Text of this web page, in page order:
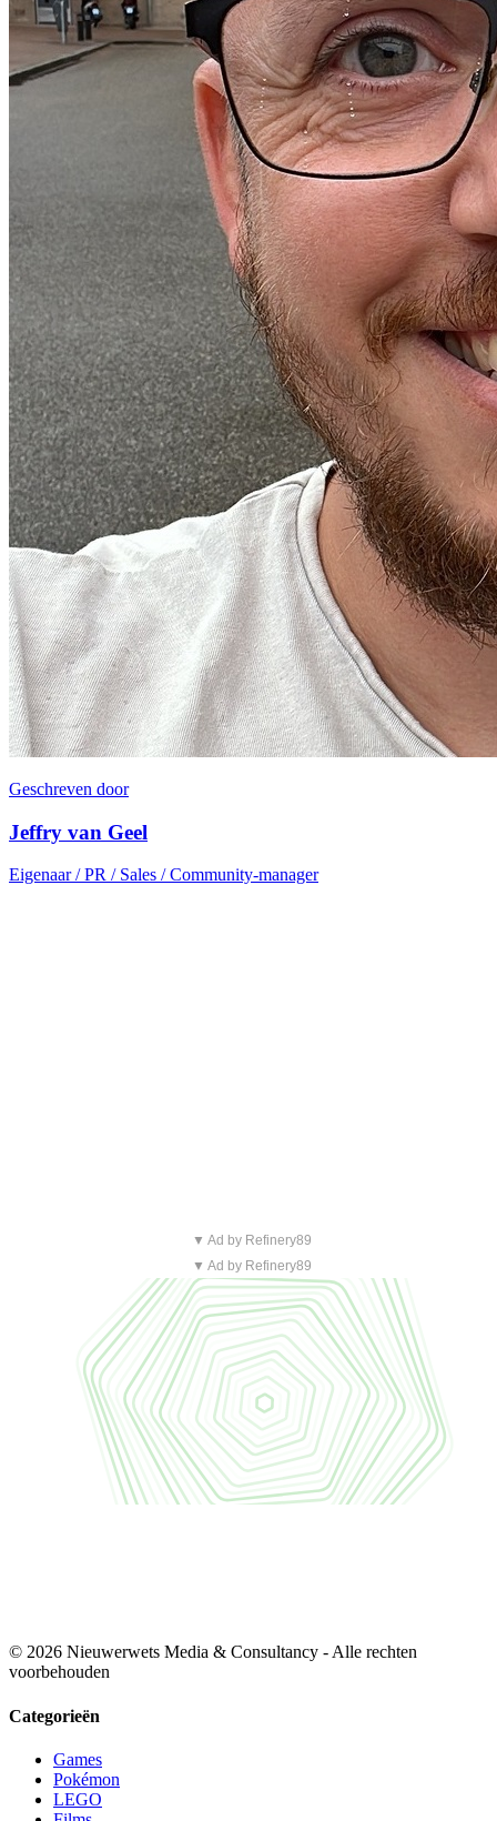
Geschreven door
Jeffry van Geel
Eigenaar / PR / Sales / Community-manager
▼ Ad by Refinery89
▼ Ad by Refinery89
© 2026 Nieuwerwets Media & Consultancy - Alle rechten
voorbehouden
Categorieën
Games
Pokémon
LEGO